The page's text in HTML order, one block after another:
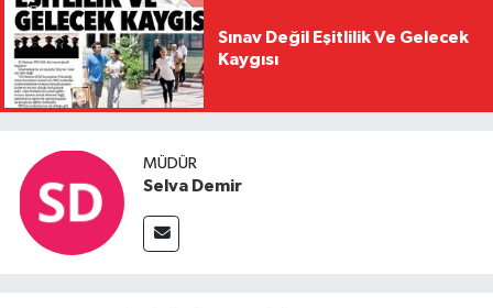
Sınav Değil Eşitlilik Ve Gelecek
Kaygısı
MÜDÜR
Selva Demir